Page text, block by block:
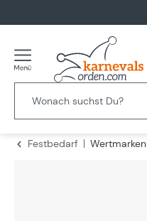
Festbedarf
Wertmarken